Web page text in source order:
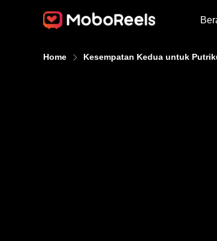
Home Kesempatan Kedua untuk